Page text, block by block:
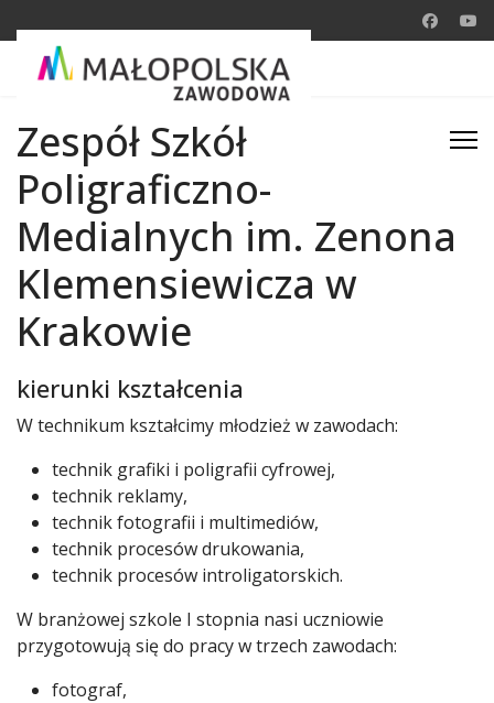
Zespół Szkół
Poligraficzno-
Medialnych im. Zenona
Klemensiewicza w
Krakowie
kierunki kształcenia
W technikum kształcimy młodzież w zawodach:
technik grafiki i poligrafii cyfrowej,
technik reklamy,
technik fotografii i multimediów,
technik procesów drukowania,
technik procesów introligatorskich.
W branżowej szkole I stopnia nasi uczniowie
przygotowują się do pracy w trzech zawodach:
fotograf,